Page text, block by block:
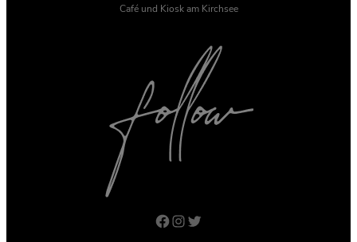
Café und Kiosk am Kirchsee
Facebook Instagram Twitter